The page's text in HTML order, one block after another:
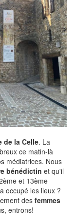
de la Celle. La
ce matin-là
médiatrices. Nous
bénédictin et qu'il
et 13ème
occupé les lieux ?
des femmes
entrons!